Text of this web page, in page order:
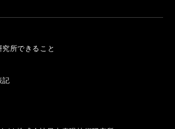
所できること
記